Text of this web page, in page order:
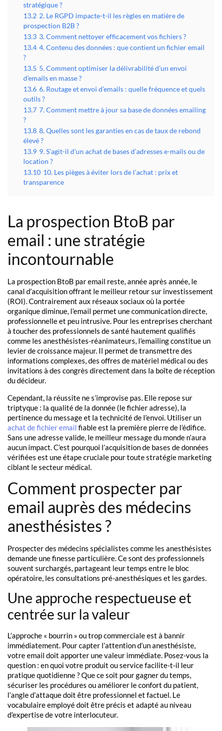
stratégique ?
13.2 2. Le RGPD impacte-t-il les règles en matière de
prospection B2B ?
13.3 3. Comment nettoyer efficacement vos fichiers ?
13.4 4. Contenu des données : que contient un fichier email
?
13.5 5. Comment optimiser la délivrabilité d’un envoi
d’emails en masse ?
13.6 6. Routage et envoi d’emails : quelle fréquence et quels
outils ?
13.7 7. Comment mettre à jour sa base de données emailing
?
13.8 8. Quelles sont les garanties en cas de taux de rebond
élevé ?
13.9 9. S’agit-il d’un achat de bases d’adresses e-mails ou de
location ?
13.10 10. Les pièges à éviter lors de l’achat : prix et
transparence
La prospection BtoB par
email : une stratégie
incontournable
La prospection BtoB par email reste, année après année, le
canal d’acquisition offrant le meilleur retour sur investissement
(ROI). Contrairement aux réseaux sociaux où la portée
organique diminue, l’email permet une communication directe,
professionnelle et peu intrusive. Pour les entreprises cherchant
à toucher des professionnels de santé hautement qualifiés
comme les anesthésistes-réanimateurs, l’emailing constitue un
levier de croissance majeur. Il permet de transmettre des
informations complexes, des offres de matériel médical ou des
invitations à des congrès directement dans la boîte de réception
du décideur.
Cependant, la réussite ne s’improvise pas. Elle repose sur
triptyque : la qualité de la donnée (le fichier adresse), la
pertinence du message et la technicité de l’envoi. Utiliser un
achat de fichier email fiable est la première pierre de l’édifice.
Sans une adresse valide, le meilleur message du monde n’aura
aucun impact. C’est pourquoi l’acquisition de bases de données
vérifiées est une étape cruciale pour toute stratégie marketing
ciblant le secteur médical.
Comment prospecter par
email auprès des médecins
anesthésistes ?
Prospecter des médecins spécialistes comme les anesthésistes
demande une finesse particulière. Ce sont des professionnels
souvent surchargés, partageant leur temps entre le bloc
opératoire, les consultations pré-anesthésiques et les gardes.
Une approche respectueuse et
centrée sur la valeur
L’approche « bourrin » ou trop commerciale est à bannir
immédiatement. Pour capter l’attention d’un anesthésiste,
votre email doit apporter une valeur immédiate. Posez-vous la
question : en quoi votre produit ou service facilite-t-il leur
pratique quotidienne ? Que ce soit pour gagner du temps,
sécuriser les procédures ou améliorer le confort du patient,
l’angle d’attaque doit être professionnel et factuel. Le
vocabulaire employé doit être précis et adapté au niveau
d’expertise de votre interlocuteur.